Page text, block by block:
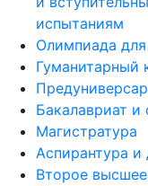
испытаниям
Олимпиада
Гуманитарный
Бакалавриат и
Магистратура
Аспирантура и
Второе высшее